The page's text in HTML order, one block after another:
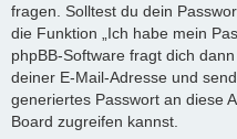
fragen. Solltest du dein
die Funktion „Ich habe mein
phpBB-Software fragt dich
deiner E-Mail-Adresse und
generiertes Passwort an diese
Board zugreifen kannst.